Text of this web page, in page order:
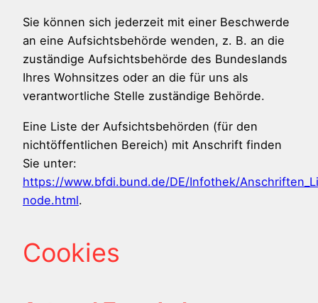
Sie können sich jederzeit mit einer Beschwerde
an eine Aufsichtsbehörde wenden, z. B. an die
zuständige Aufsichtsbehörde des Bundeslands
Ihres Wohnsitzes oder an die für uns als
verantwortliche Stelle zuständige Behörde.
Eine Liste der Aufsichtsbehörden (für den
nichtöffentlichen Bereich) mit Anschrift finden
Sie unter:
https://www.bfdi.bund.de/DE/Infothek/
node.html.
Cookies